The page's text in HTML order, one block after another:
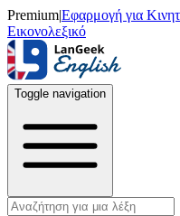
Premium|Εφαρμογή για
Εικονολεξικό
Toggle navigation